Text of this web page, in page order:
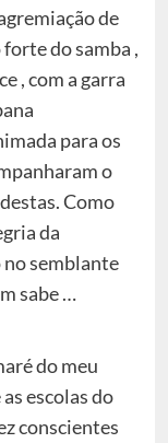
de
do samba ,
, com a garra
para os
o
Como
da
semblante
sabe …
do meu
escolas do
conscientes